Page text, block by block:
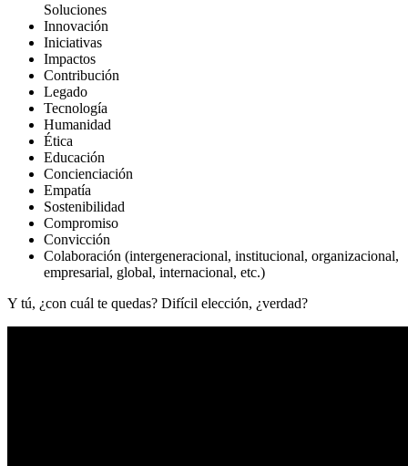
Soluciones
Innovación
Iniciativas
Impactos
Contribución
Legado
Tecnología
Humanidad
Ética
Educación
Concienciación
Empatía
Sostenibilidad
Compromiso
Convicción
Colaboración (intergeneracional, institucional, organizacional,
empresarial, global, internacional, etc.)
Y tú, ¿con cuál te quedas? Difícil elección, ¿verdad?